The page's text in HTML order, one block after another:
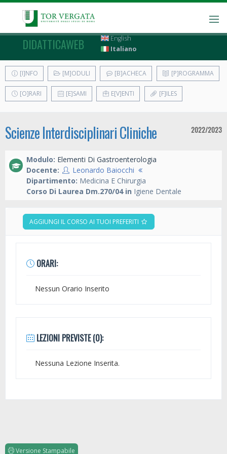
DIDATTICAWEB
English
Italiano
[I]NFO [M]ODULI [B]ACHECA [P]ROGRAMMA
[O]RARI [E]SAMI E[V]ENTI [F]ILES
Scienze Interdisciplinari Cliniche 2022/2023
Modulo: Elementi Di Gastroenterologia
Docente:
Leonardo Baiocchi
Dipartimento: Medicina E Chirurgia
Corso Di Laurea Dm.270/04 in Igiene Dentale
AGGIUNGI IL CORSO AI TUOI PREFERITI
ORARI:
Nessun Orario Inserito
LEZIONI PREVISTE (0):
Nessuna Lezione Inserita.
Versione Stampabile